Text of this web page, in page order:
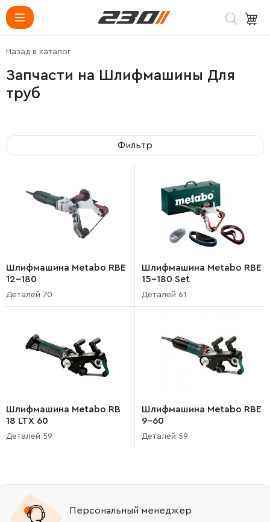
Запчасти на Шлифмашины Для
труб
Назад в каталог
Фильтр
Шлифмашина Metabo RBE
12-180
Деталей 70
Шлифмашина Metabo RBE
15-180 Set
Деталей 61
Шлифмашина Metabo RB
18 LTX 60
Деталей 59
Шлифмашина Metabo RBE
9-60
Деталей 59
Персональный менеджер